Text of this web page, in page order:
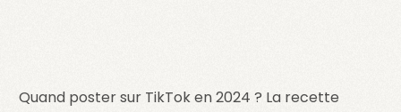
Quand poster sur TikTok en 2024 ? La recette